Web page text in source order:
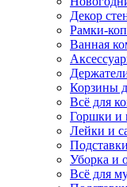
Декор
Рамки-
Ванная
Корзины
Всё для
Горшки и
Лейки и
Уборка и
Всё для